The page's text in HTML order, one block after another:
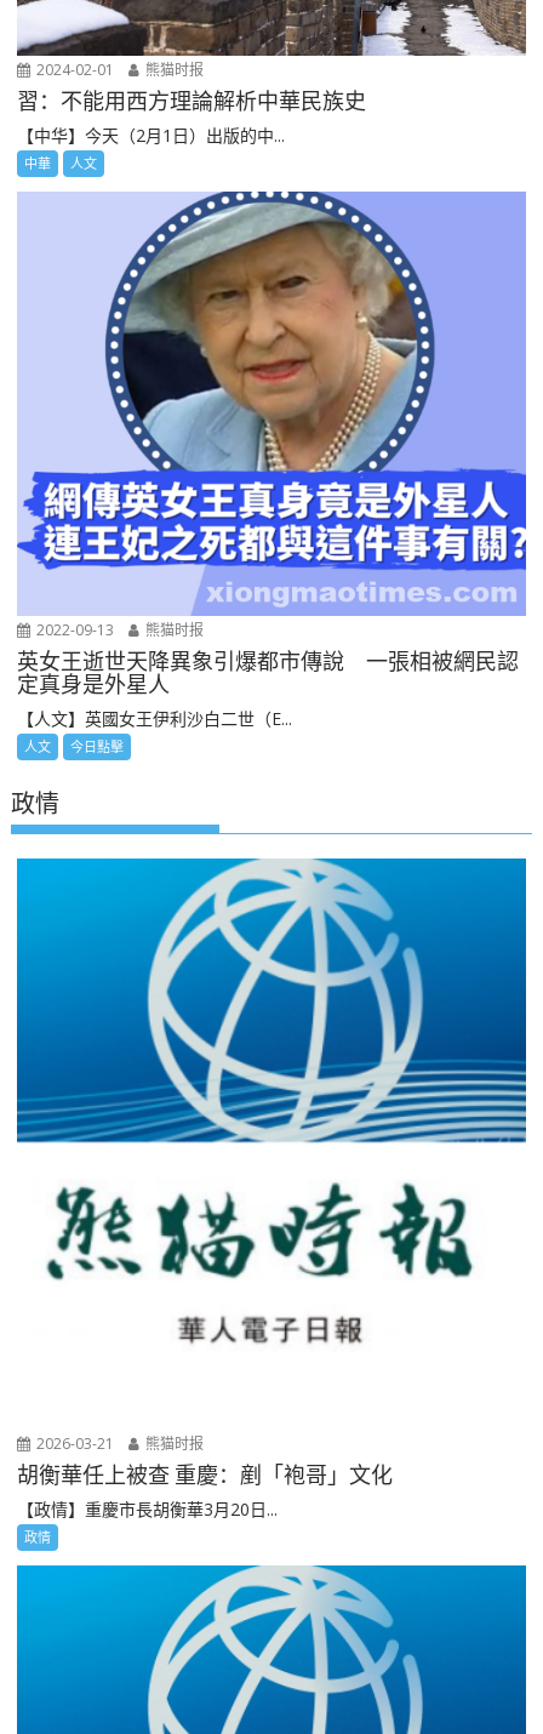
2024-02-01 熊猫时报
習：不能用西方理論解析中華民族史
【中华】今天（2月1日）出版的中...
中華 人文
2022-09-13 熊猫时报
英女王逝世天降異象引爆都市傳說 一張相被網民認
定真身是外星人
【人文】英國女王伊利沙白二世（E...
人文 今日點擊
政情
2026-03-21 熊猫时报
胡衡華任上被查 重慶：剷「袍哥」文化
【政情】重慶市長胡衡華3月20日...
政情